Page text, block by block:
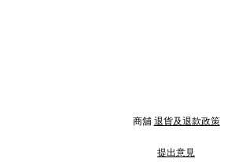
商舖 退貨及退款政策
提出意見